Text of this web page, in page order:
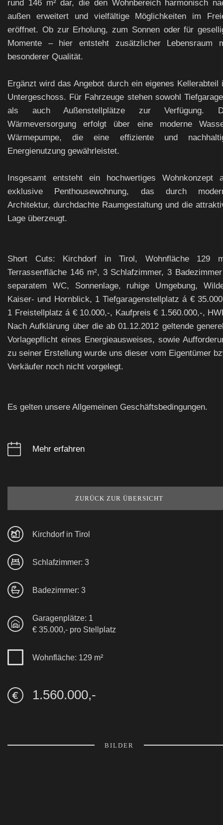
rund 146 m² dar, die den Wohnbereich harmonisch
außen erweitert und vielfältige Möglichkeiten im
eröffnet. Ob zur Erholung, zum Sonnen oder für
Momente – hier entsteht zusätzlicher Lebensraum
besonderer Qualität.
Ergänzt wird das Angebot durch ein eigenes Kellerabteil
Untergeschoss. Für Fahrzeuge stehen sowohl
als auch Außenstellplätze zur Verfügung.
Wärmeversorgung erfolgt über eine moderne
Wärmepumpe, die eine effiziente und
Energienutzung gewährleistet.
Insgesamt entsteht ein hochwertiges Wohnkonzept
exklusive Penthousewohnung, das durch
Architektur, durchdachte Raumgestaltung und die
Lage überzeugt.
Short Cuts: Kirchdorf in Tirol, Wohnfläche 129
Terrassenfläche 146 m², 3 Schlafzimmer, 3
separatem WC, Sonnenlage, ruhige Umgebung,
Kaiser- und Hornblick, 1 Tiefgaragenstellplatz á €
1 Freistellplatz á € 10.000,-, Kaufpreis € 1.560.000,-,
Nach Aufklärung über die ab 01.12.2012 geltende
Vorlagepflicht eines Energieausweises, sowie
zu seiner Erstellung wurde uns dieser vom Eigentümer
Verkäufer noch nicht vorgelegt.
Es gelten unsere Allgemeinen Geschäftsbedingungen.
Mehr erfahren
ZURÜCK ZUR ÜBERSICHT
Kirchdorf in Tirol
Schlafzimmer: 3
Badezimmer: 3
Garagenplätze: 1
€ 35.000,- pro Stellplatz
Wohnfläche: 129 m²
1.560.000,-
BILDER